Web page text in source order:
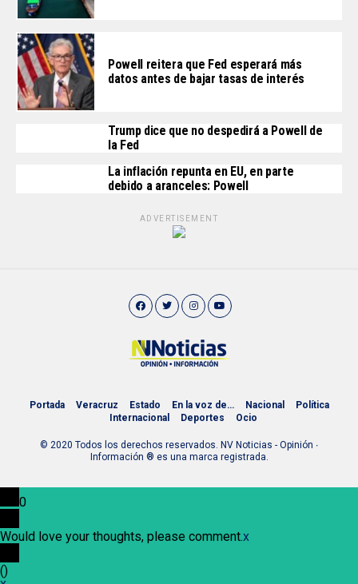
Powell reitera que Fed esperará más
datos antes de bajar tasas de interés
Trump dice que no despedirá a Powell de
la Fed
La inflación repunta en EU, en parte
debido a aranceles: Powell
ADVERTISEMENT
Portada Veracruz Estado En la voz de… Nacional
Política
Internacional
Deportes Ocio
© 2020 Todos los derechos reservados. NV Noticias - Opinión ∙
Información ® es una marca registrada.
0
Would love your thoughts, please comment.x
()